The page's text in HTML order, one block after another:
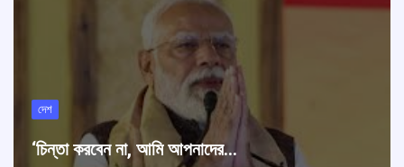
দেশ
‘চিন্তা করবেন না, আমি আপনাদের…